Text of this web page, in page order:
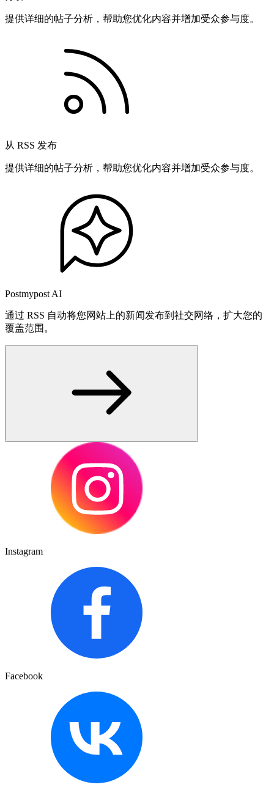
提供详细的帖子分析，帮助您优化内容并增加受众参与度。
从 RSS 发布
提供详细的帖子分析，帮助您优化内容并增加受众参与度。
Postmypost AI
通过 RSS 自动将您网站上的新闻发布到社交网络，扩大您的
覆盖范围。
Instagram
Facebook